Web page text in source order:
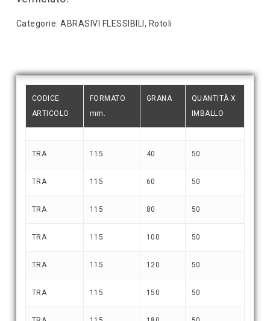
Categorie:ABRASIVI FLESSIBILI , Rotoli
CODICE
ARTICOLO
FORMATO
mm.
GRANA
QUANTITÀ X
IMBALLO
TRA 115 40 50
TRA 115 60 50
TRA 115 80 50
TRA 115 100 50
TRA 115 120 50
TRA 115 150 50